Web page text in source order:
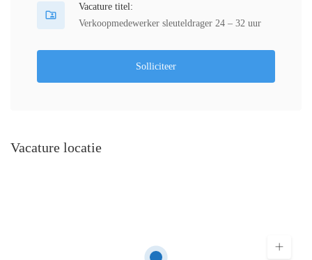
Vacature titel:
Verkoopmedewerker sleuteldrager 24 – 32 uur
Solliciteer
Vacature locatie